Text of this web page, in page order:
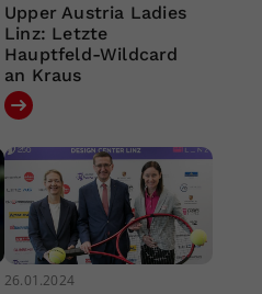
Upper Austria Ladies
Linz: Letzte
Hauptfeld-Wildcard
an Kraus
26.01.2024